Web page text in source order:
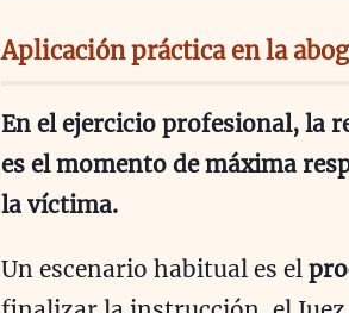
Aplicación práctica en la
En el ejercicio profesional, la
es el momento de máxima
la víctima.
Un escenario habitual es el